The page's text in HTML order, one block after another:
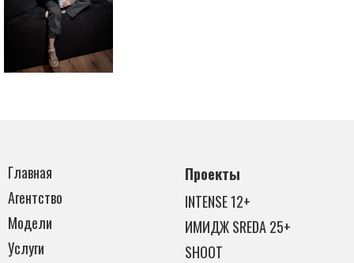
Главная
Агентство
Модели
Услуги
Проекты
INTENSE 12+
ИМИДЖ SREDA 25+
SHOOT